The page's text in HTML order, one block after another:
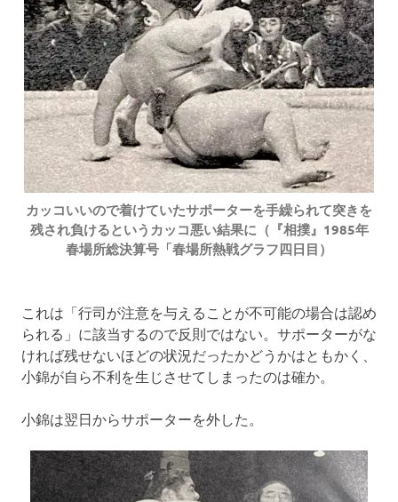
カッコいいので着けていたサポーターを手繰られて突きを
残され負けるというカッコ悪い結果に（『相撲』1985年
春場所総決算号「春場所熱戦グラフ四日目）
これは「行司が注意を与えることが不可能の場合は認め
られる」に該当するので反則ではない。サポーターがな
ければ残せないほどの状況だったかどうかはともかく、
小錦が自ら不利を生じさせてしまったのは確か。
小錦は翌日からサポーターを外した。